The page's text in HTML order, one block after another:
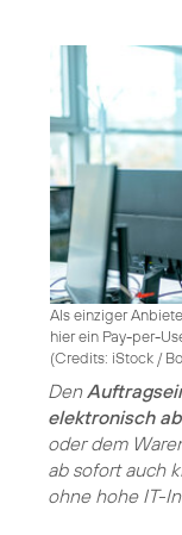
Als einziger
hier ein Pay-per-
(Credits: iStock /
Den
elektronisch
oder dem
ab sofort auch
ohne hohe IT-